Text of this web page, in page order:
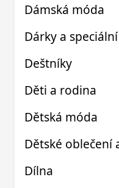
Dámská móda
Dárky a
Deštníky
Děti a rodina
Dětská móda
Dětské oblečení
Dílna